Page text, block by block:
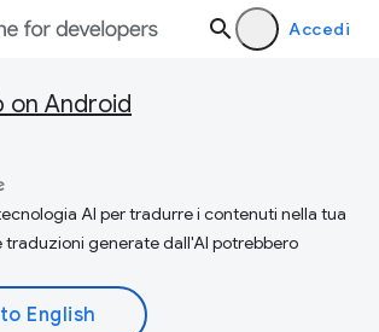
Accedi
on Android
AI per tradurre i contenuti nella tua
traduzioni generate dall'AI potrebbero